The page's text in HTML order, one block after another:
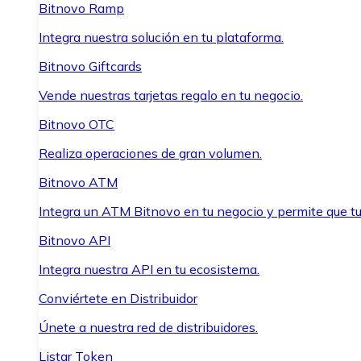
Bitnovo Ramp
Integra nuestra solución en tu plataforma.
Bitnovo Giftcards
Vende nuestras tarjetas regalo en tu negocio.
Bitnovo OTC
Realiza operaciones de gran volumen.
Bitnovo ATM
Integra un ATM Bitnovo en tu negocio y permite que
Bitnovo API
Integra nuestra API en tu ecosistema.
Conviértete en Distribuidor
Únete a nuestra red de distribuidores.
Listar Token